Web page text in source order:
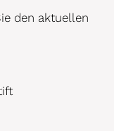
den aktuellen